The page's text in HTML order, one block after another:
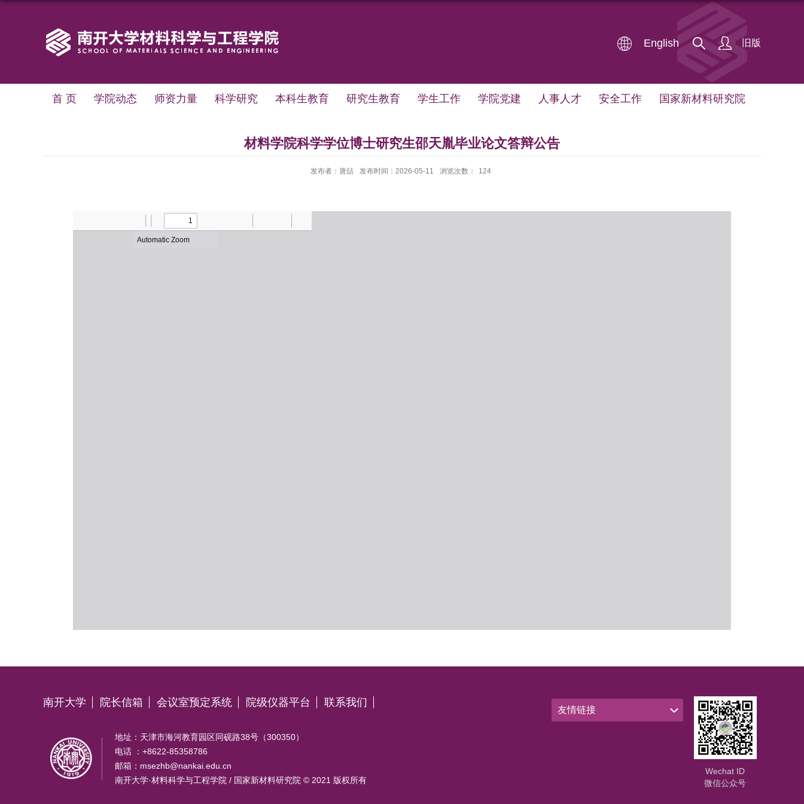
English 旧版
首 页 学院动态 师资力量 科学研究 本科生教育 研究生教育 学生工作 学院党建 人事人才 安全工作 国家新材料研究院
材料学院科学学位博士研究生邵天胤毕业论文答辩公告
发布者：唐喆 发布时间：2026-05-11 浏览次数： 124
南开大学 院长信箱 会议室预定系统 院级仪器平台 联系我们
地址：天津市海河教育园区同砚路38号（300350）
电话 ：+8622-85358786
邮箱：msezhb@nankai.edu.cn
南开大学·材料科学与工程学院 / 国家新材料研究院 © 2021 版权所有
友情链接
Wechat ID
微信公众号